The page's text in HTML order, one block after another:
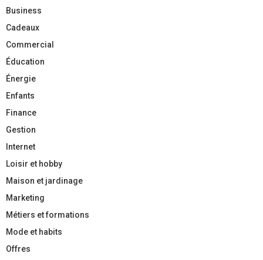
Business
Cadeaux
Commercial
Éducation
Énergie
Enfants
Finance
Gestion
Internet
Loisir et hobby
Maison et jardinage
Marketing
Métiers et formations
Mode et habits
Offres